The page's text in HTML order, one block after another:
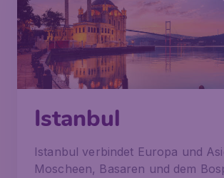
Istanbul
Istanbul verbindet Europa und
Moscheen, Basaren und dem